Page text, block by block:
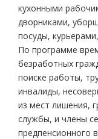
кухонными
дворниками,
посуды,
По программе
безработных
поиске работы,
инвалиды,
из мест лишения,
службы, и члены
предпенсионного